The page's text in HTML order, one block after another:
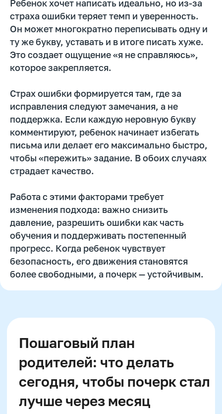
Ребенок хочет написать идеально, но из-за
страха ошибки теряет темп и уверенность.
Он может многократно переписывать одну и
ту же букву, уставать и в итоге писать хуже.
Это создает ощущение «я не справляюсь»,
которое закрепляется.
Страх ошибки формируется там, где за
исправления следуют замечания, а не
поддержка. Если каждую неровную букву
комментируют, ребенок начинает избегать
письма или делает его максимально быстро,
чтобы «пережить» задание. В обоих случаях
страдает качество.
Работа с этими факторами требует
изменения подхода: важно снизить
давление, разрешить ошибки как часть
обучения и поддерживать постепенный
прогресс. Когда ребенок чувствует
безопасность, его движения становятся
более свободными, а почерк — устойчивым.
Email
Телефон
+7
Даю согласие на рассылку рекламно-
Нажимая на кнопку, вы даете согласие на обработку
Есть вопросы?